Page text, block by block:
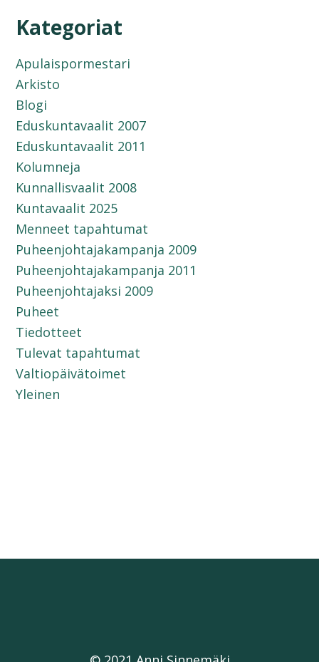
Kategoriat
Apulaispormestari
Arkisto
Blogi
Eduskuntavaalit 2007
Eduskuntavaalit 2011
Kolumneja
Kunnallisvaalit 2008
Kuntavaalit 2025
Menneet tapahtumat
Puheenjohtajakampanja 2009
Puheenjohtajakampanja 2011
Puheenjohtajaksi 2009
Puheet
Tiedotteet
Tulevat tapahtumat
Valtiopäivätoimet
Yleinen